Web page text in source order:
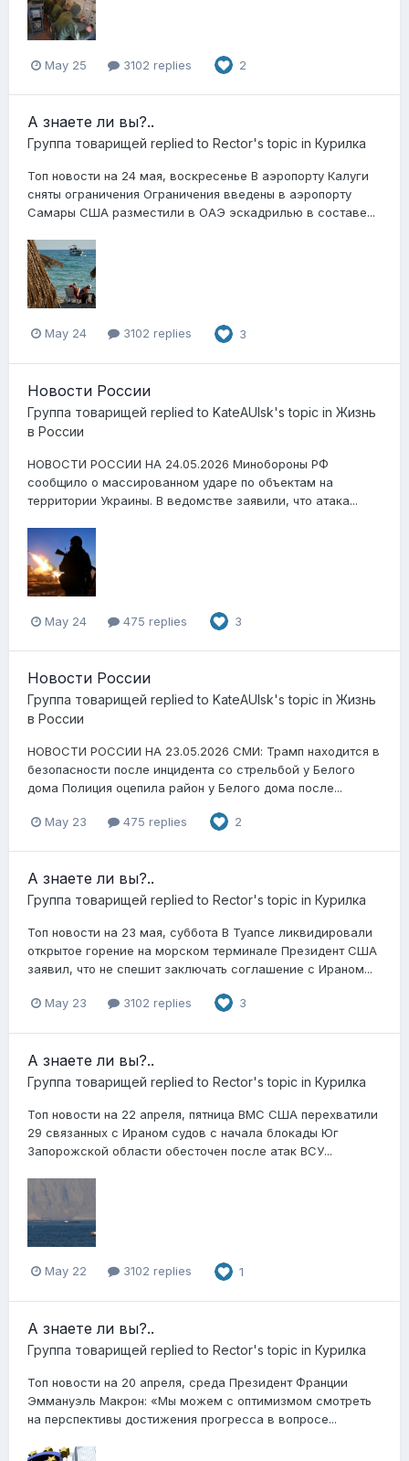
May 25 3102 replies 2
А знаете ли вы?..
Группа товарищей replied to Rector's topic in Курилка
Топ новости на 24 мая, воскресенье В аэропорту Калуги
сняты ограничения Ограничения введены в аэропорту
Самары США разместили в ОАЭ эскадрилью в составе...
May 24 3102 replies 3
Новости России
Группа товарищей replied to KateAUlsk's topic in Жизнь
в России
НОВОСТИ РОССИИ НА 24.05.2026 Минобороны РФ
сообщило о массированном ударе по объектам на
территории Украины. В ведомстве заявили, что атака...
May 24 475 replies 3
Новости России
Группа товарищей replied to KateAUlsk's topic in Жизнь
в России
НОВОСТИ РОССИИ НА 23.05.2026 СМИ: Трамп находится в
безопасности после инцидента со стрельбой у Белого
дома Полиция оцепила район у Белого дома после...
May 23 475 replies 2
А знаете ли вы?..
Группа товарищей replied to Rector's topic in Курилка
Топ новости на 23 мая, суббота В Туапсе ликвидировали
открытое горение на морском терминале Президент США
заявил, что не спешит заключать соглашение с Ираном...
May 23 3102 replies 3
А знаете ли вы?..
Группа товарищей replied to Rector's topic in Курилка
Топ новости на 22 апреля, пятница ВМС США перехватили
29 связанных с Ираном судов с начала блокады Юг
Запорожской области обесточен после атак ВСУ...
May 22 3102 replies 1
А знаете ли вы?..
Группа товарищей replied to Rector's topic in Курилка
Топ новости на 20 апреля, среда Президент Франции
Эммануэль Макрон: «Мы можем с оптимизмом смотреть
на перспективы достижения прогресса в вопросе...